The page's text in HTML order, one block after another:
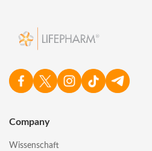
Company
Wissenschaft